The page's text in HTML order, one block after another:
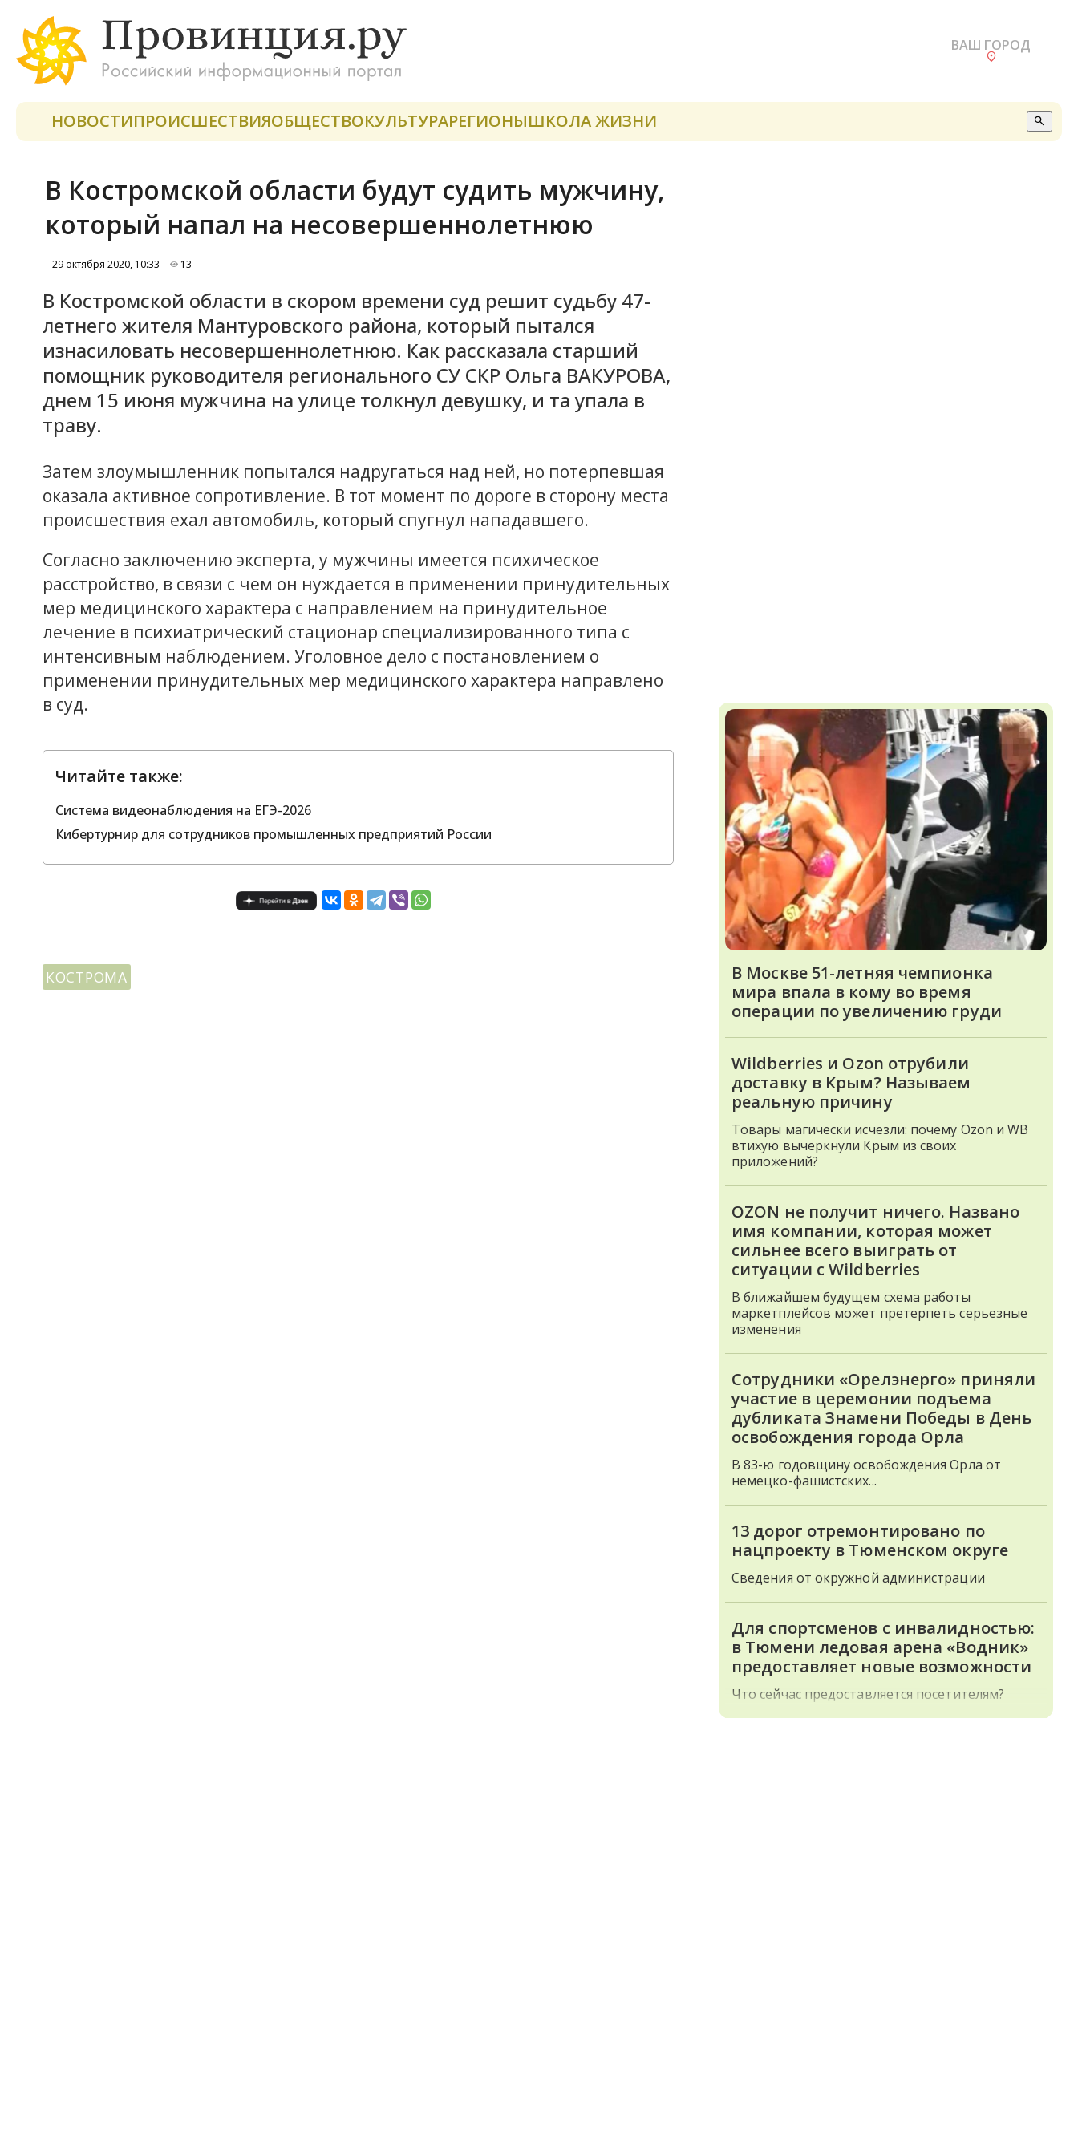
ВАШ ГОРОД
НОВОСТИПРОИСШЕСТВИЯОБЩЕСТВОКУЛЬТУРАРЕГИОНЫШКОЛА ЖИЗНИ
В Костромской области будут судить мужчину,
который напал на несовершеннолетнюю
29 октября 2020, 10:33 13
В Костромской области в скором времени суд решит судьбу 47-
летнего жителя Мантуровского района, который пытался
изнасиловать несовершеннолетнюю. Как рассказала старший
помощник руководителя регионального СУ СКР Ольга ВАКУРОВА,
днем 15 июня мужчина на улице толкнул девушку, и та упала в
траву.
Затем злоумышленник попытался надругаться над ней, но потерпевшая
оказала активное сопротивление. В тот момент по дороге в сторону места
происшествия ехал автомобиль, который спугнул нападавшего.
Согласно заключению эксперта, у мужчины имеется психическое
расстройство, в связи с чем он нуждается в применении принудительных
мер медицинского характера с направлением на принудительное
лечение в психиатрический стационар специализированного типа с
интенсивным наблюдением. Уголовное дело с постановлением о
применении принудительных мер медицинского характера направлено
в суд.
Читайте также:
Система видеонаблюдения на ЕГЭ-2026
Кибертурнир для сотрудников промышленных предприятий России
КОСТРОМА
В Москве 51-летняя чемпионка
мира впала в кому во время
операции по увеличению груди
Wildberries и Ozon отрубили
доставку в Крым? Называем
реальную причину
Товары магически исчезли: почему Ozon и WB
втихую вычеркнули Крым из своих
приложений?
OZON не получит ничего. Названо
имя компании, которая может
сильнее всего выиграть от
ситуации с Wildberries
В ближайшем будущем схема работы
маркетплейсов может претерпеть серьезные
изменения
Сотрудники «Орелэнерго» приняли
участие в церемонии подъема
дубликата Знамени Победы в День
освобождения города Орла
В 83-ю годовщину освобождения Орла от
немецко-фашистских...
13 дорог отремонтировано по
нацпроекту в Тюменском округе
Сведения от окружной администрации
Для спортсменов с инвалидностью:
в Тюмени ледовая арена «Водник»
предоставляет новые возможности
Что сейчас предоставляется посетителям?